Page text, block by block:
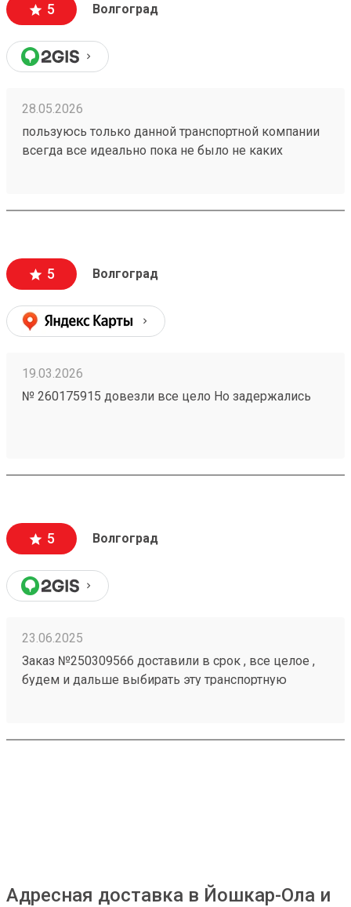
5 Волгоград
28.05.2026
пользуюсь только данной транспортной компании
всегда все идеально пока не было не каких
5 Волгоград
19.03.2026
№ 260175915 довезли все цело Но задержались
5 Волгоград
23.06.2025
Заказ №250309566 доставили в срок , все целое ,
будем и дальше выбирать эту транспортную
Адресная доставка в Йошкар-Ола и